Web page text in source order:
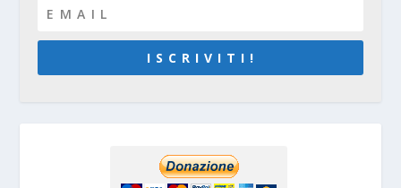
I S C R I V I T I !